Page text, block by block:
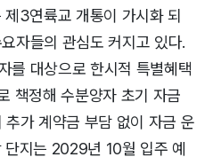
3연륙교 개통이 가시화 되
자들의 관심도 커지고 있다.
를 대상으로 한시적 특별혜택
책정해 수분양자 초기 자금
가 계약금 부담 없이 자금 운
지는 2029년 10월 입주 예